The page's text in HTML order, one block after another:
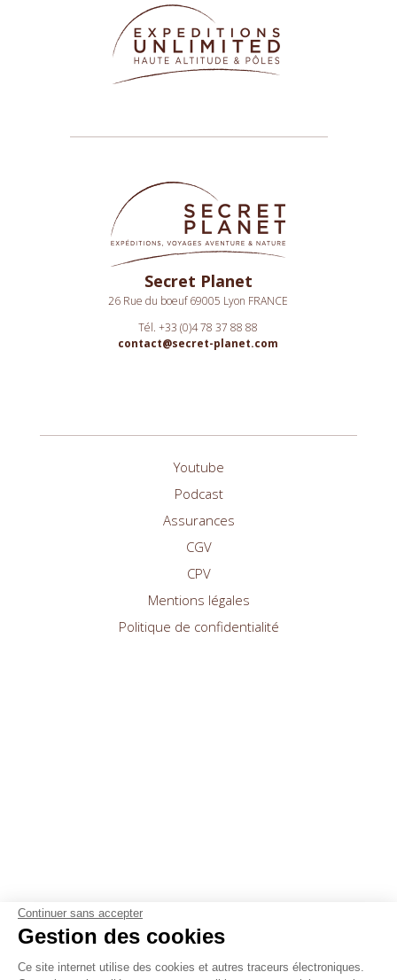
Secret Planet
26 Rue du boeuf 69005 Lyon FRANCE
Tél. +33 (0)4 78 37 88 88
contact@secret-planet.com
Youtube
Podcast
Assurances
CGV
CPV
Mentions légales
Politique de confidentialité
Continuer sans accepter
Gestion des cookies
Ce site internet utilise des cookies et autres traceurs électroniques.